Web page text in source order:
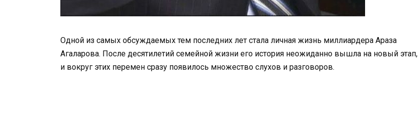
Одной из самых обсуждаемых тем последних лет стала личная жизнь миллиардера Араза
Агаларова. После десятилетий семейной жизни его история неожиданно вышла на новый этап,
и вокруг этих перемен сразу появилось множество слухов и разговоров.